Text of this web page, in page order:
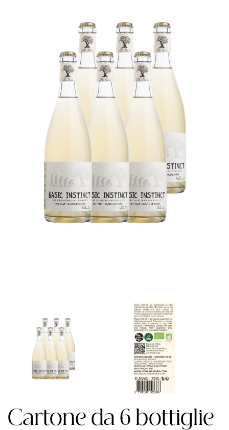
Cartone da 6 bottiglie